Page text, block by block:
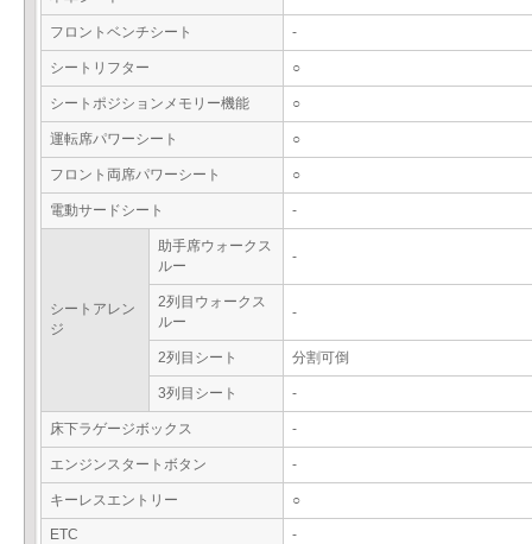
フロントベンチシート -
シートリフター ○
シートポジションメモリー機能 ○
運転席パワーシート ○
フロント両席パワーシート ○
電動サードシート -
シートアレン
ジ
助手席ウォークス
ルー
-
2列目ウォークス
ルー
-
2列目シート 分割可倒
3列目シート -
床下ラゲージボックス -
エンジンスタートボタン -
キーレスエントリー ○
ETC -